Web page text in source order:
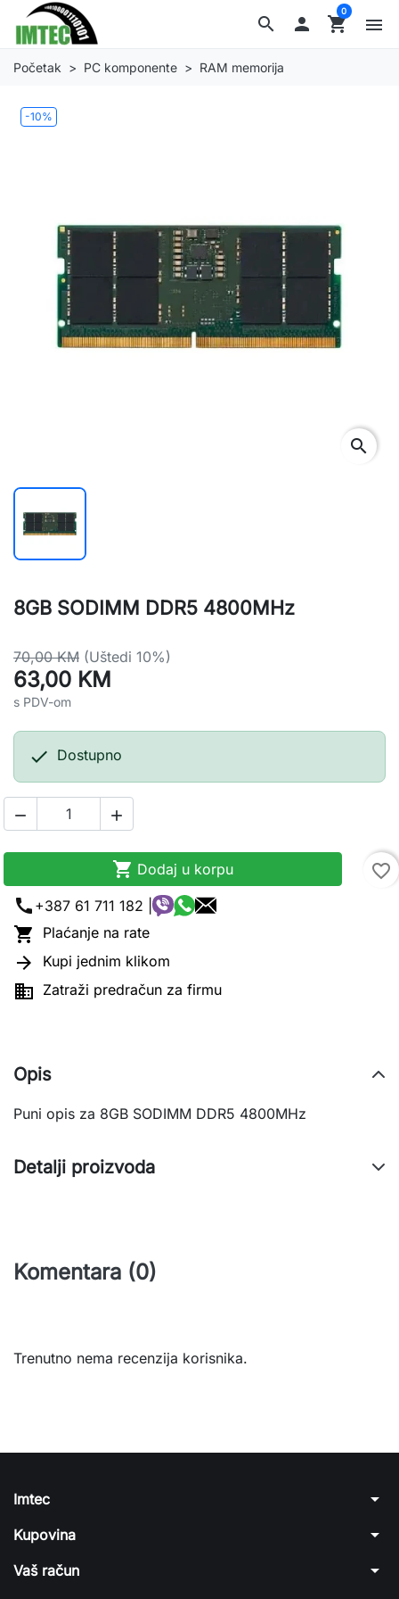
search  shopping_cart
0
menu
Početak PC komponente RAM memorija
-10%
search
8GB SODIMM DDR5 4800MHz
70,00 KM (Uštedi 10%)
63,00 KM
s PDV-om
 Dostupno
 
 Dodaj u korpu
favorite_border
call +387 61 711 182 |
 Plaćanje na rate
 Kupi jednim klikom
 Zatraži predračun za firmu
Opis
Puni opis za 8GB SODIMM DDR5 4800MHz
Detalji proizvoda
Komentara (0)
Trenutno nema recenzija korisnika.
Imtec arrow_drop_down
Kupovina arrow_drop_down
Vaš račun arrow_drop_down